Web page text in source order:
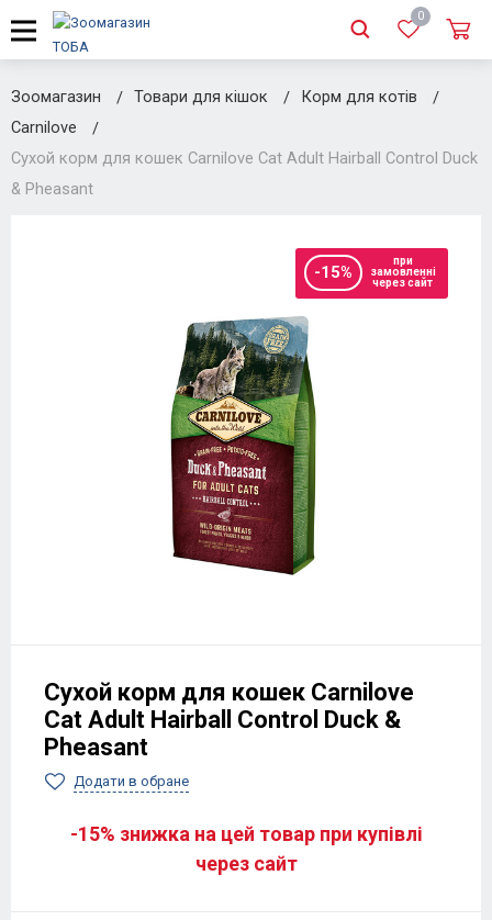
0
Зоомагазин Товари для кішок
Корм для котів
Carnilove
Сухой корм для кошек Carnilove Cat Adult Hairball Control Duck
& Pheasant
-15%
при
замовленні
через сайт
Сухой корм для кошек Carnilove
Cat Adult Hairball Control Duck &
Pheasant
Додати в обране
-15% знижка на цей товар при купівлі
через сайт